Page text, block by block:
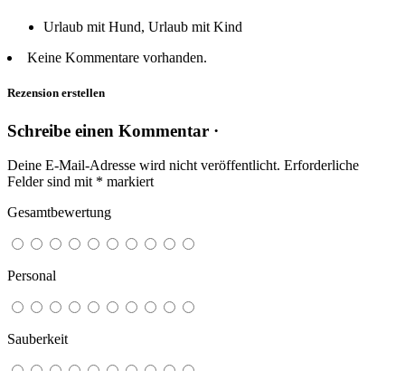
Urlaub mit Hund, Urlaub mit Kind
Keine Kommentare vorhanden.
Rezension erstellen
Schreibe einen Kommentar ·
Deine E-Mail-Adresse wird nicht veröffentlicht. Erforderliche
Felder sind mit * markiert
Gesamtbewertung
Personal
Sauberkeit